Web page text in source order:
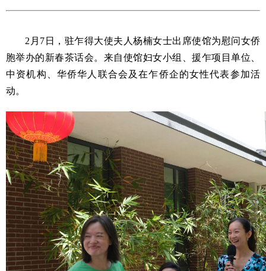
2月7日，驻乍得大使夫人杨楠女士出席使馆为慰问女侨
胞举办的新春茶话会。来自使馆妇女小组、援乍项目单位、
中资机构、华侨华人联合会及在乍侨企的女性代表参加活
动。